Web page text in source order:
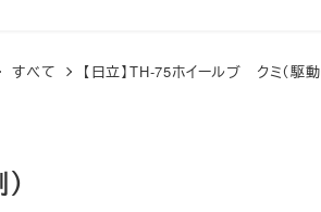
すべて 【日立】TH-75ホイールブ クミ（駆動